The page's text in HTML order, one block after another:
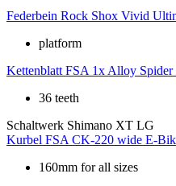
Federbein Rock Shox Vivid
platform
Kettenblatt FSA 1x Alloy Spider
36 teeth
Schaltwerk Shimano XT LG
Kurbel FSA CK-220 wide E-
160mm for all sizes